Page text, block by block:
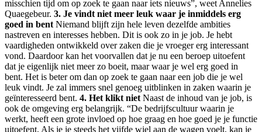
misschien tijd om op zoek te gaan naar iets nieuws”, weet Annelies
Quaegebeur. 3. Je vindt niet meer leuk waar je inmiddels erg
goed in bent Niemand blijft zijn hele leven dezelfde ambities
nastreven en interesses hebben. Dit is ook zo in je job. Je hebt
vaardigheden ontwikkeld over zaken die je vroeger erg interessant
vond. Daardoor kan het voorvallen dat je nu een beroep uitoefent
dat je eigenlijk niet meer zo boeit, maar waar je wel erg goed in
bent. Het is beter om dan op zoek te gaan naar een job die je wel
leuk vindt. Je zal immers snel genoeg uitblinken in zaken waarin je
geïnteresseerd bent. 4. Het klikt niet Naast de inhoud van je job, is
ook de omgeving erg belangrijk. “De bedrijfscultuur waarin je
werkt, heeft een grote invloed op hoe graag en hoe goed je je functie
uitoefent. Als je je steeds het vijfde wiel aan de wagen voelt, kan je